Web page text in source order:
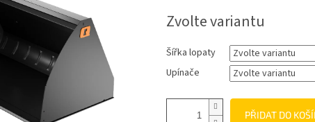
cena:
Zvolte variantu
Šířka lopaty
Upínače
PŘIDAT DO